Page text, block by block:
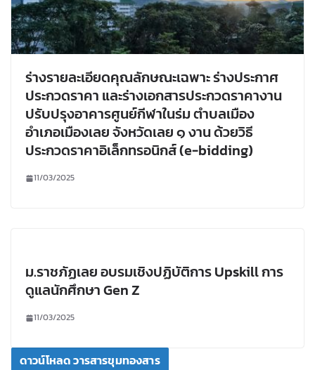
ร่างรายละเอียดคุณลักษณะเฉพาะ ร่างประกาศ
ประกวดราคา และร่างเอกสารประกวดราคางาน
ปรับปรุงอาคารศูนย์กีฬาในร่ม ตำบลเมือง
อำเภอเมืองเลย จังหวัดเลย ๑ งาน ด้วยวิธี
ประกวดราคาอิเล็กทรอนิกส์ (e-bidding)
11/03/2025
ม.ราชภัฏเลย อบรมเชิงปฏิบัติการ Upskill การ
ดูแลนักศึกษา Gen Z
11/03/2025
ดาวน์โหลด วารสารขุมทองสาร